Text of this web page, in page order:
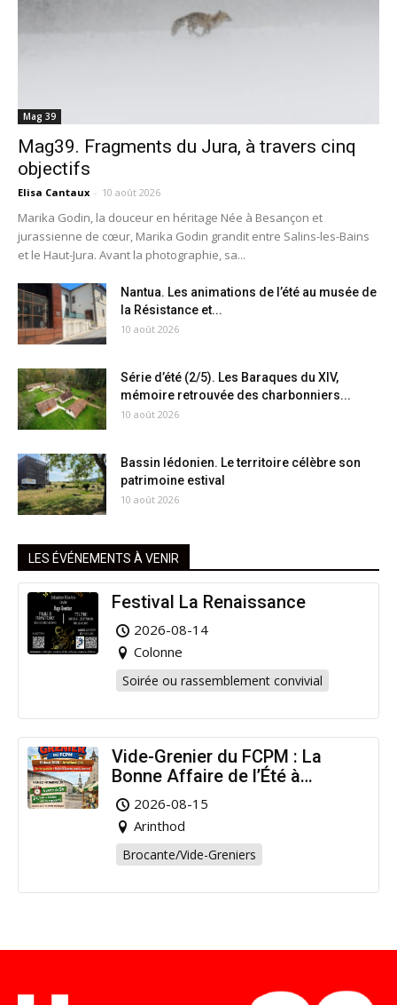
Mag 39
Mag39. Fragments du Jura, à travers cinq
objectifs
Elisa Cantaux - 10 août 2026
Marika Godin, la douceur en héritage Née à Besançon et
jurassienne de cœur, Marika Godin grandit entre Salins-les-Bains
et le Haut-Jura. Avant la photographie, sa...
Nantua. Les animations de l’été au musée de
la Résistance et...
10 août 2026
Série d’été (2/5). Les Baraques du XIV,
mémoire retrouvée des charbonniers...
10 août 2026
Bassin lédonien. Le territoire célèbre son
patrimoine estival
10 août 2026
LES ÉVÉNEMENTS À VENIR
Festival La Renaissance
2026-08-14
Colonne
Soirée ou rassemblement convivial
Vide-Grenier du FCPM : La
Bonne Affaire de l’Été à
Arinthod !
2026-08-15
Arinthod
Brocante/Vide-Greniers